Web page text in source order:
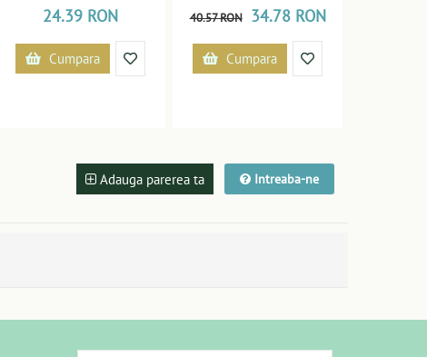
24.39 RON
Cumpara
40.57 RON 34.78 RON
Cumpara
Adauga parerea ta Intreaba-ne